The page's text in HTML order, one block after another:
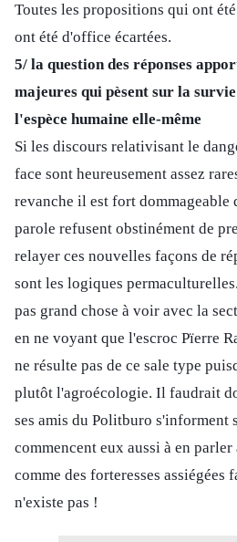
Toutes les propositions qui ont été
ont été d'office écartées.
5/ la question des réponses
majeures qui pèsent sur la
l'espèce humaine elle-même
Si les discours relativisant le
face sont heureusement assez
revanche il est fort dommageable
parole refusent obstinément de
relayer ces nouvelles façons de
sont les logiques
pas grand chose à voir avec la
en ne voyant que l'escroc Pïerre
ne résulte pas de ce sale type
plutôt l'agroécologie. Il faudrait
ses amis du Politburo s'informent
commencent eux aussi à en
comme des forteresses assiégées
n'existe pas !